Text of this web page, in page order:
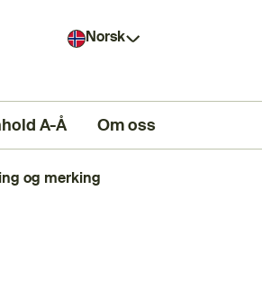
Norsk
A-Å Om oss
og merking